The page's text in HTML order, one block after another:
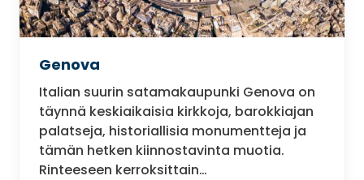
Genova
Italian suurin satamakaupunki Genova on
täynnä keskiaikaisia kirkkoja, barokkiajan
palatseja, historiallisia monumentteja ja
tämän hetken kiinnostavinta muotia.
Rinteeseen kerroksittain…